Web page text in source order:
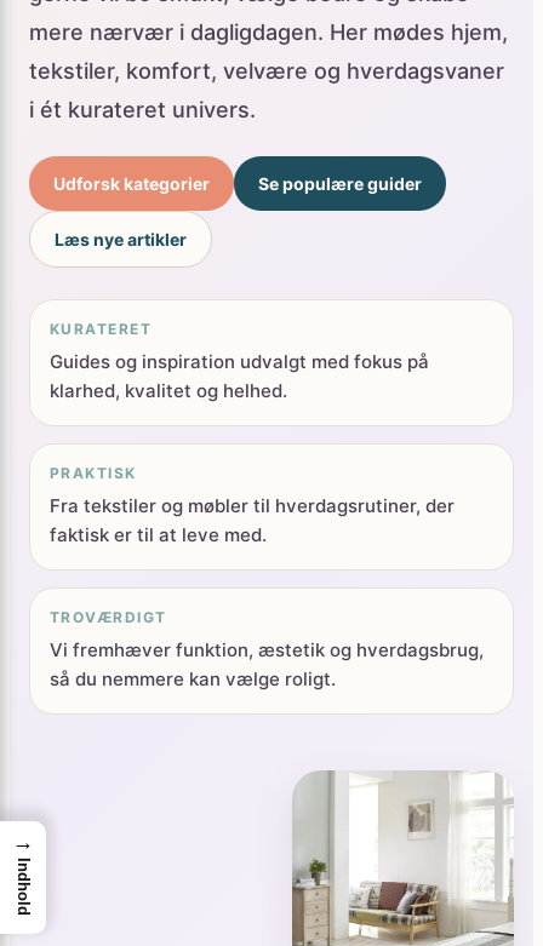
mere nærvær i dagligdagen. Her mødes hjem,
tekstiler, komfort, velvære og hverdagsvaner
i ét kurateret univers.
klarhed, kvalitet og helhed.
faktisk er til at leve med.
så du nemmere kan vælge roligt.
→
Indhold